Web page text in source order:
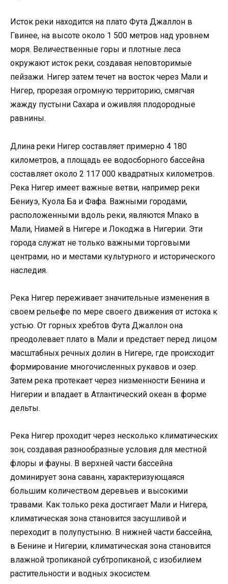
Исток реки находится на плато Фута Джаллон в
Гвинее, на высоте около 1 500 метров над уровнем
моря. Величественные горы и плотные леса
окружают исток реки, создавая неповторимые
пейзажи. Нигер затем течет на восток через Мали и
Нигер, прорезая огромную территорию, смягчая
жажду пустыни Сахара и оживляя плодородные
равнины.
Длина реки Нигер составляет примерно 4 180
километров, а площадь ее водосборного бассейна
составляет около 2 117 000 квадратных километров.
Река Нигер имеет важные ветви, например реки
Бениуэ, Куола Ба и Фафа. Важными городами,
расположенными вдоль реки, являются Мпако в
Мали, Ниамей в Нигере и Локоджа в Нигерии. Эти
города служат не только важными торговыми
центрами, но и местами культурного и исторического
наследия.
Река Нигер переживает значительные изменения в
своем рельефе по мере своего движения от истока к
устью. От горных хребтов Фута Джаллон она
преодолевает плато в Мали и предстает перед лицом
масштабных речных долин в Нигере, где происходит
формирование многочисленных рукавов и озер.
Затем река протекает через низменности Бенина и
Нигерии и впадает в Атлантический океан в форме
дельты.
Река Нигер проходит через несколько климатических
зон, создавая разнообразные условия для местной
флоры и фауны. В верхней части бассейна
доминирует зона саванн, характеризующаяся
большим количеством деревьев и высокими
травами. Как только река достигает Мали и Нигера,
климатическая зона становится засушливой и
переходит в полупустыню. В нижней части бассейна,
в Бенине и Нигерии, климатическая зона становится
влажной тропиканой субтропиканой, с изобилием
растительности и водных экосистем.